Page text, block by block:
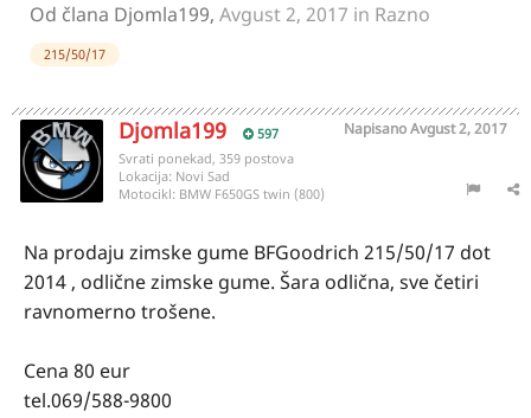
Od člana Djomla199, Avgust 2, 2017 in Razno
215/50/17
Djomla199 597 NapisanoAvgust 2, 2017
Svrati ponekad, 359 postova
Lokacija: Novi Sad
Motocikl: BMW F650GS twin (800)
Na prodaju zimske gume BFGoodrich 215/50/17 dot
2014 , odlične zimske gume. Šara odlična, sve četiri
ravnomerno trošene.
Cena 80 eur
tel.069/588-9800